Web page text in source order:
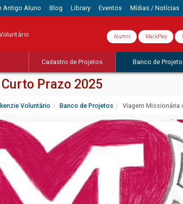
Antigo Aluno Blog Library Eventos Mídias / Notícias
Alumni MackPlay
Cadastro de Projetos Banco de
Prazo 2025
Voluntário Banco de Projetos Viagem Missionária